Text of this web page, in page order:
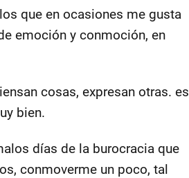
que en ocasiones me gusta
emoción y conmoción, en
cosas, expresan otras. es
bien.
días de la burocracia que
conmoverme un poco, tal